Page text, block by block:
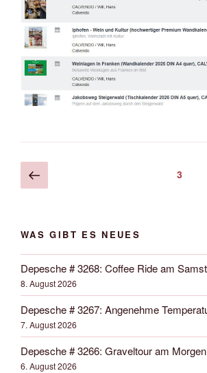
Seitennummerierung
der
Vorherige
Seite
Seite3
WAS GIBT ES NEUES
Depesche # 3268: Coffee Ride am
8. August 2026
Depesche # 3267: Angenehme
7. August 2026
Depesche # 3266: Graveltour am Morgen
6. August 2026